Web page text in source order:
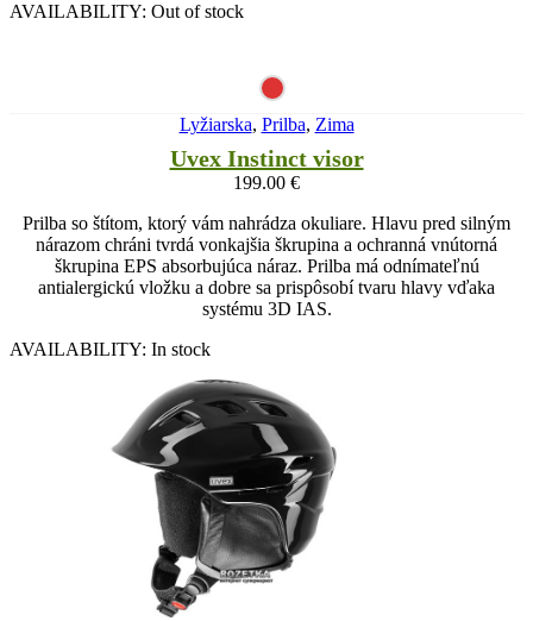
AVAILABILITY: Out of stock
Lyžiarska, Prilba, Zima
Uvex Instinct visor
199.00 €
Prilba so štítom, ktorý vám nahrádza okuliare. Hlavu pred silným
nárazom chráni tvrdá vonkajšia škrupina a ochranná vnútorná
škrupina EPS absorbujúca náraz. Prilba má odnímateľnú
antialergickú vložku a dobre sa prispôsobí tvaru hlavy vďaka
systému 3D IAS.
AVAILABILITY: In stock